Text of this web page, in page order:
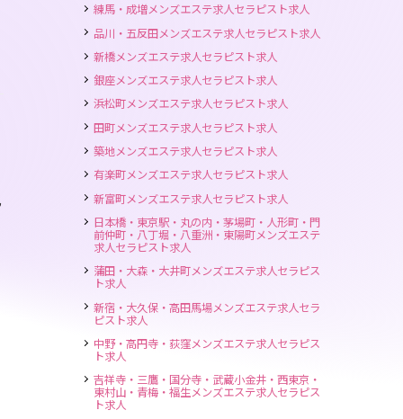
練馬・成増メンズエステ求人セラピスト求人
品川・五反田メンズエステ求人セラピスト求人
新橋メンズエステ求人セラピスト求人
銀座メンズエステ求人セラピスト求人
浜松町メンズエステ求人セラピスト求人
田町メンズエステ求人セラピスト求人
築地メンズエステ求人セラピスト求人
有楽町メンズエステ求人セラピスト求人
新富町メンズエステ求人セラピスト求人
日本橋・東京駅・丸の内・茅場町・人形町・門
前仲町・八丁堀・八重洲・東陽町メンズエステ
求人セラピスト求人
蒲田・大森・大井町メンズエステ求人セラピス
ト求人
新宿・大久保・高田馬場メンズエステ求人セラ
ピスト求人
中野・高円寺・荻窪メンズエステ求人セラピス
ト求人
吉祥寺・三鷹・国分寺・武蔵小金井・西東京・
東村山・青梅・福生メンズエステ求人セラピス
ト求人